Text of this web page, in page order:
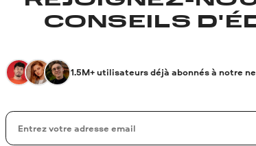
CONSEILS
1.5M+ utilisateurs déjà abonnés à notre
Votre adresse de messagerie